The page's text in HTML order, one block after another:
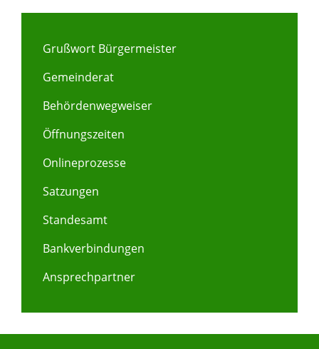
Grußwort Bürgermeister
Gemeinderat
Behördenwegweiser
Öffnungszeiten
Onlineprozesse
Satzungen
Standesamt
Bankverbindungen
Ansprechpartner